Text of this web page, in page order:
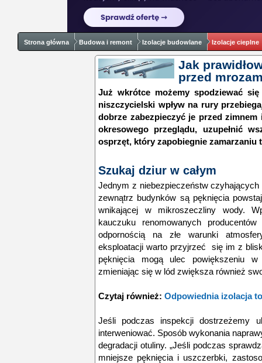
Strona główna Budowa i remont Izolacje budowlane Izolacje cieplne
Jak
przed
Już wkrótce możemy spodziewać
niszczycielski wpływ na rury
dobrze zabezpieczyć je przed
okresowego przeglądu, uzupełnić
osprzęt, który zapobiegnie zamarzaniu
Szukaj dziur w całym
Jednym z niebezpieczeństw
zewnątrz budynków są pęknięcia
wnikającej w mikroszeczliny wody.
kauczuku renomowanych
odpornością na złe warunki
eksploatacji warto przyjrzeć się im z
pęknięcia mogą ulec powiększeniu
zmieniając się w lód zwiększa również
Czytaj również: Odpowiednia izolacja
Jeśli podczas inspekcji dostrzeżemy
interweniować. Sposób wykonania
degradacji otuliny. „Jeśli podczas
mniejsze pęknięcia i uszczerbki,